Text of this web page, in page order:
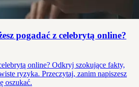
pogadać z celebrytą online?
online? Odkryj szokujące fakty,
ryzyka. Przeczytaj, zanim napiszesz
oszukać.